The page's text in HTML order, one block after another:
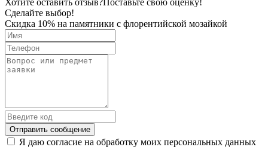
Сделайте выбор!
Скидка 10% на памятники с флорентийской мозайкой
Отправить сообщение
Я даю согласие на обработку моих персональных данных